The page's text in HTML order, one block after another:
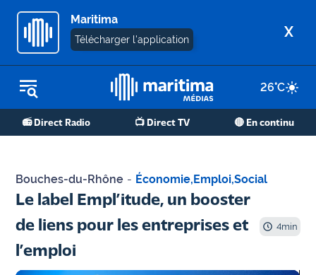
Maritima
Télécharger l'application X
26°C
📻 Direct Radio 📺 Direct TV 🔴 En continu
REPLAY RADIO
REPLAY TV
Martigues
de Berre
Marseille
Bouches-du-Rhône - Économie,Emploi,Social
Le label Empl’itude, un booster
de liens pour les entreprises et
l’emploi
4min